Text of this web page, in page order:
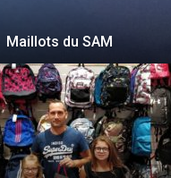
Maillots du SAM